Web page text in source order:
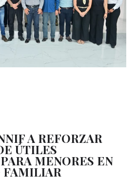
A REFORZAR
ÚTILES
MENORES EN
FAMILIAR